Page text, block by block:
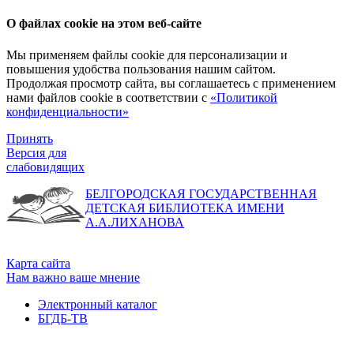
О файлах cookie на этом веб-сайте
Мы применяем файлы cookie для персонализации и
повышения удобства пользования нашим сайтом.
Продолжая просмотр сайта, вы соглашаетесь с применением
нами файлов cookie в соответствии с «Политикой
конфиденциальности»
Принять
Версия для
слабовидящих
БЕЛГОРОДСКАЯ ГОСУДАРСТВЕННАЯ
ДЕТСКАЯ БИБЛИОТЕКА ИМЕНИ
А.А.ЛИХАНОВА
Карта сайта
Нам важно ваше мнение
Электронный каталог
БГДБ-ТВ